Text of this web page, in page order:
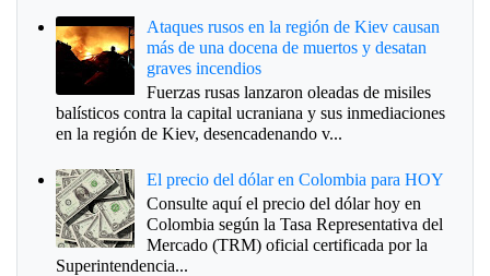
Ataques rusos en la región de Kiev causan
más de una docena de muertos y desatan
graves incendios
Fuerzas rusas lanzaron oleadas de misiles
balísticos contra la capital ucraniana y sus inmediaciones
en la región de Kiev, desencadenando v...
El precio del dólar en Colombia para HOY
Consulte aquí el precio del dólar hoy en
Colombia según la Tasa Representativa del
Mercado (TRM) oficial certificada por la
Superintendencia...